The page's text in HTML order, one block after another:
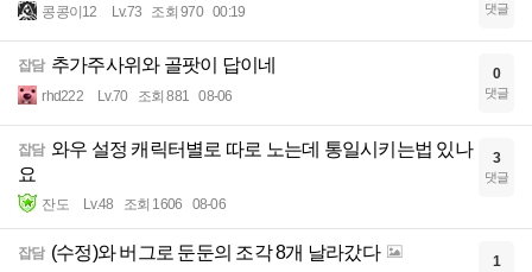
콩콩이12 Lv.73 조회 970 00:19 댓글
잡담 추가주사위와 골팟이 답이네
rhd222 Lv.70 조회 881 08-06
0
댓글
잡담 와우 설정 캐릭터별로 따로 노는데 통일시키는법 있나
요
잔도 Lv.48 조회 1606 08-06
3
댓글
잡담 (수정)와 버그로 둔둔의 조각 8개 날라갔다 1